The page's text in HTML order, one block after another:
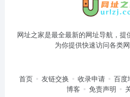
网址之家是最全最新的网址导航，提
为你提供快速访问各类网
首页 友链交换 收录申请 百度
博客
免责声明